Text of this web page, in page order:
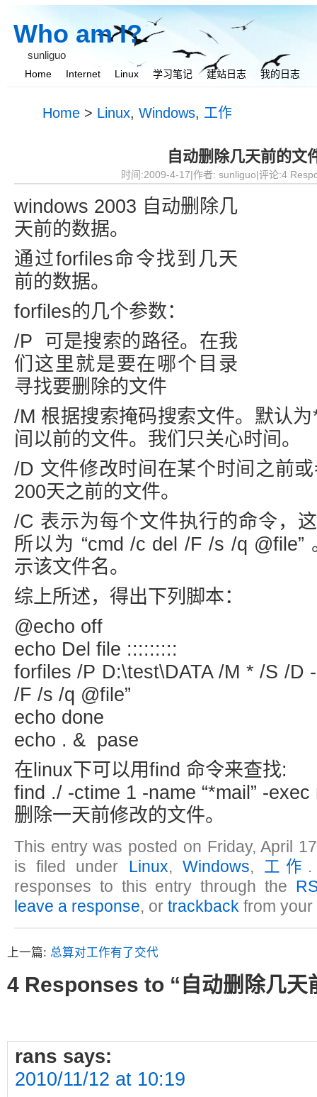
Who am I?
sunliguo
Home Internet Linux 学习笔记 建站日志 我的日志
Home > Linux, Windows, 工作
自动删除几天前的文
时间:2009-4-17|作者: sunliguo|评论:4
windows 2003 自动删除几
天前的数据。
通过forfiles命令找到几天
前的数据。
forfiles的几个参数：
/P 可是搜索的路径。在我
们这里就是要在哪个目录
寻找要删除的文件
/M 根据搜索掩码搜索文件。默认
间以前的文件。我们只关心时间。
/D 文件修改时间在某个时间之前
200天之前的文件。
/C 表示为每个文件执行的命令，
所以为 “cmd /c del /F /s /q @file”
示该文件名。
综上所述，得出下列脚本：
@echo off
echo Del file :::::::::
forfiles /P D:\test\DATA /M * /S /D
/F /s /q @file”
echo done
echo . & pase
在linux下可以用find 命令来查找:
find ./ -ctime 1 -name “*mail” -
删除一天前修改的文件。
This entry was posted on Friday, April
is filed under Linux, Windows, 工作
responses to this entry through the
leave a response, or trackback from your
上一篇: 总算对工作有了交代
4 Responses to “自动删除几天
rans says:
2010/11/12 at 10:19